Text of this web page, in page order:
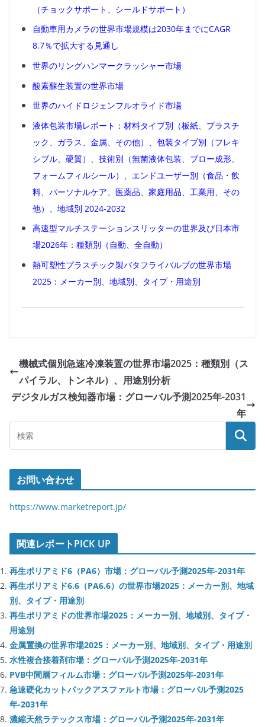
（チョックサポート、シールドサポート）
自動車用カメラの世界市場規模は2030年までにCAGR
8.7％で拡大する見通し
世界のリングハンマークラッシャー市場
酸素蘇生装置の世界市場
世界のハイドロジェンフルオライド市場
液体包装市場レポート：材料タイプ別（板紙、プラスチ
ック、ガラス、金属、その他）、包装タイプ別（フレキ
シブル、硬質）、技術別（無菌液体包装、ブロー成形、
フォームフィルシール）、エンドユーザー別（食品・飲
料、パーソナルケア、医薬品、家庭用品、工業用、その
他）、地域別 2024-2032
高速型マルチステーションスリッターの世界及び日本市
場2026年：種類別（自動、全自動）
熱可塑性プラスチック製バタフライバルブの世界市場
2025：メーカー別、地域別、タイプ・用途別
機械式個別急速冷凍装置の世界市場2025：種類別（ス
パイラル、トンネル）、用途別分析
デジタルガス検知器市場：グローバル予測2025年-2031
年
お問い合わせ
https://www.marketreport.jp/
関連レポートPICK UP
再生ポリアミド6（PA6）市場：グローバル予測2025年-2031年
再生ポリアミド6.6（PA6.6）の世界市場2025：メーカー別、地域
別、タイプ・用途別
再生ポリアミドの世界市場2025：メーカー別、地域別、タイプ・
用途別
金属置換の世界市場2025：メーカー別、地域別、タイプ・用途別
水性複合接着剤市場：グローバル予測2025年-2031年
PVB中間層フィルム市場：グローバル予測2025年-2031年
急速硬化カットバックアスファルト市場：グローバル予測2025
年-2031年
濃縮天然ラテックス市場：グローバル予測2025年-2031年